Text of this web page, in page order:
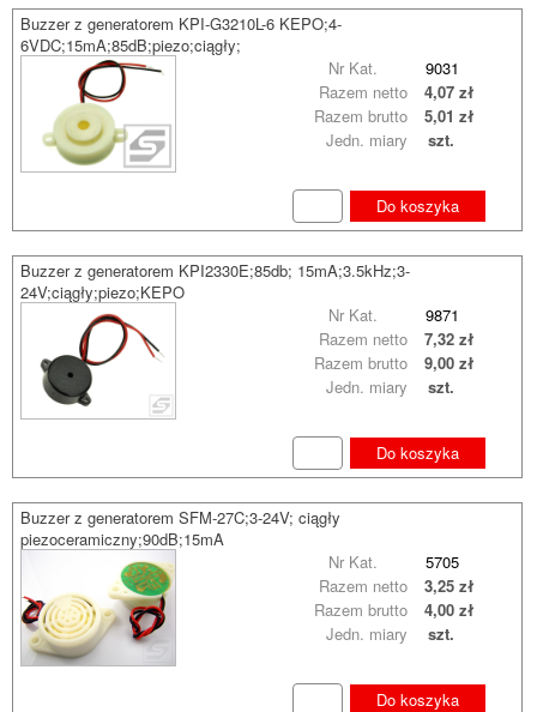
Buzzer z generatorem KPI-G3210L-6 KEPO;4-
6VDC;15mA;85dB;piezo;ciągły;
Nr Kat.
9031
Razem brutto 5,01 zł
Razem netto 4,07 zł
Jedn. miary szt.
Do koszyka
Buzzer z generatorem KPI2330E;85db; 15mA;3.5kHz;3-
24V;ciągły;piezo;KEPO
Nr Kat.
9871
Razem brutto 9,00 zł
Razem netto 7,32 zł
Jedn. miary szt.
Do koszyka
Buzzer z generatorem SFM-27C;3-24V; ciągły
piezoceramiczny;90dB;15mA
Nr Kat.
5705
Razem brutto 4,00 zł
Razem netto 3,25 zł
Jedn. miary szt.
Do koszyka